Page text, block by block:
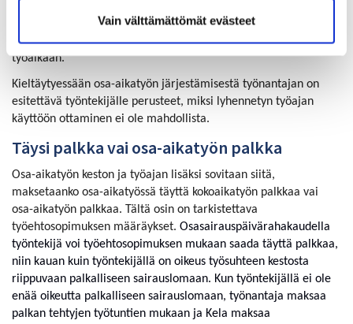
Vain välttämättömät evästeet
osa-aikatyön järjestämiseen vaikuttavat seikat. Kysymys ei siten
ole työntekijän subjektiivisesta oikeudesta lyhennettyyn
työaikaan.
Kieltäytyessään osa-aikatyön järjestämisestä työnantajan on
esitettävä työntekijälle perusteet, miksi lyhennetyn työajan
käyttöön ottaminen ei ole mahdollista.
Täysi palkka vai osa-aikatyön palkka
Osa-aikatyön keston ja työajan lisäksi sovitaan siitä,
maksetaanko osa-aikatyössä täyttä kokoaikatyön palkkaa vai
osa-aikatyön palkkaa. Tältä osin on tarkistettava
työehtosopimuksen määräykset. Osasairauspäivärahakaudella
työntekijä voi työehtosopimuksen mukaan saada täyttä palkkaa,
niin kauan kuin työntekijällä on oikeus työsuhteen kestosta
riippuvaan palkalliseen sairauslomaan. Kun työntekijällä ei ole
enää oikeutta palkalliseen sairauslomaan, työnantaja maksaa
palkan tehtyjen työtuntien mukaan ja Kela maksaa